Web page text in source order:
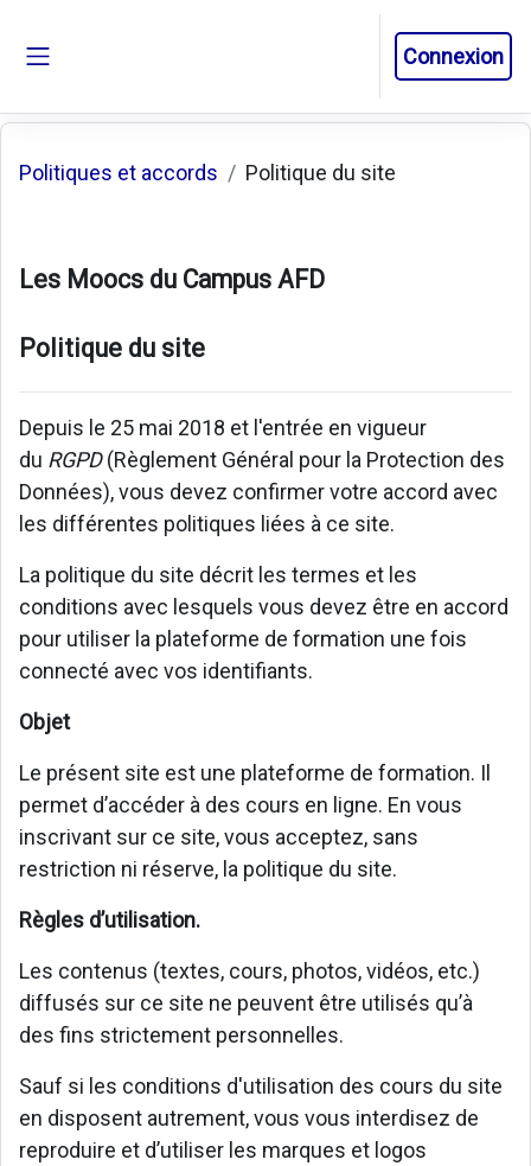
Connexion
Politiques et accords Politique du site
Les Moocs du Campus AFD
Politique du site
Depuis le 25 mai 2018 et l'entrée en vigueur
du RGPD(Règlement Général pour la Protection des
Données), vous devez confirmer votre accord avec
les différentes politiques liées à ce site.
La politique du site décrit les termes et les
conditions avec lesquels vous devez être en accord
pour utiliser la plateforme de formation une fois
connecté avec vos identifiants.
Objet
Le présent site est une plateforme de formation. Il
permet d’accéder à des cours en ligne. En vous
inscrivant sur ce site, vous acceptez, sans
restriction ni réserve, la politique du site.
Règles d’utilisation.
Les contenus (textes, cours, photos, vidéos, etc.)
diffusés sur ce site ne peuvent être utilisés qu’à
des fins strictement personnelles.
Sauf si les conditions d'utilisation des cours du site
en disposent autrement, vous vous interdisez de
reproduire et d’utiliser les marques et logos